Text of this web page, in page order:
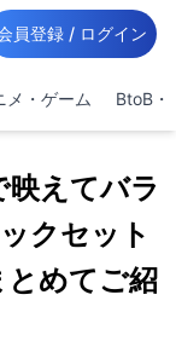
員登録 / ログイン
メ・ゲーム BtoB・
えてバラ
クセット
とめてご紹